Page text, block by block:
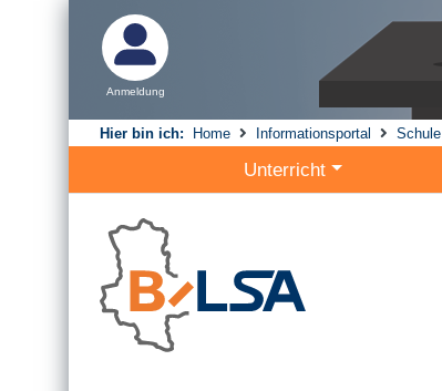
Anmeldung
Hier bin ich: Home Informationsportal Schule
Unterricht